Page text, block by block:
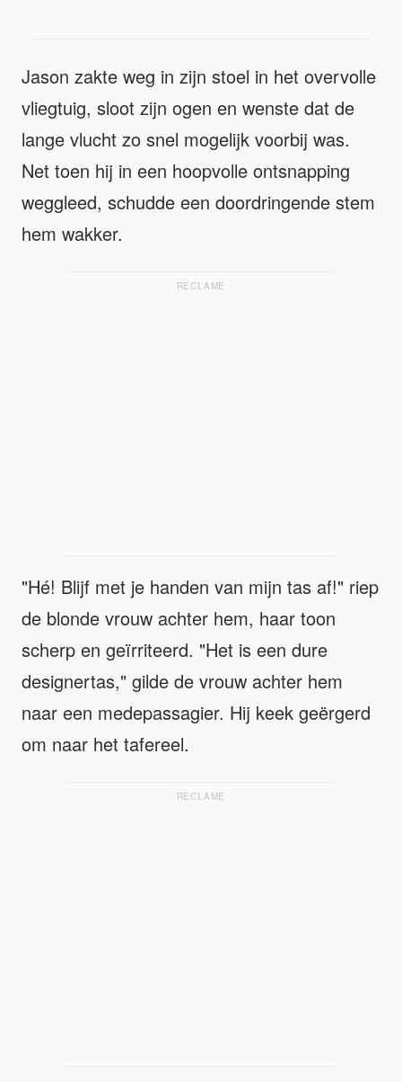
Jason zakte weg in zijn stoel in het overvolle
vliegtuig, sloot zijn ogen en wenste dat de
lange vlucht zo snel mogelijk voorbij was.
Net toen hij in een hoopvolle ontsnapping
weggleed, schudde een doordringende stem
hem wakker.
RECLAME
"Hé! Blijf met je handen van mijn tas af!" riep
de blonde vrouw achter hem, haar toon
scherp en geïrriteerd. "Het is een dure
designertas," gilde de vrouw achter hem
naar een medepassagier. Hij keek geërgerd
om naar het tafereel.
RECLAME